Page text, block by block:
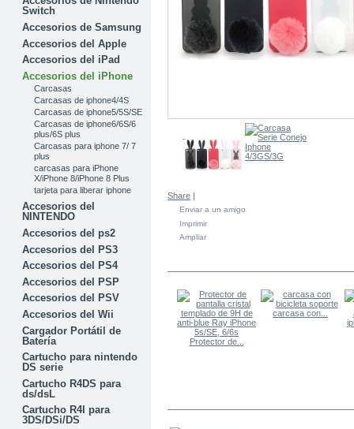
Switch
Accesorios de Samsung
Accesorios del Apple
Accesorios del iPad
Accesorios del iPhone
Carcasas
Carcasas de iphone4/4S
Carcasas de iphone5/5S/SE
Carcasas de iphone6/6S/6
plus/6S plus
Carcasas para iphone 7/ 7
plus
carcasas para iPhone
X/iPhone 8/iPhone 8 Plus
tarjeta para liberar iphone
Accesorios del
NINTENDO
Accesorios del ps2
Accesorios del PS3
Accesorios del PS4
Accesorios del PSP
Accesorios del PSV
Accesorios del Wii
Cargador Portátil de
Batería
Cartucho para nintendo
DS serie
Cartucho R4DS para
ds/dsL
Cartucho R4I para
3DS/DSi/DS
Share |
Enviar a un amigo
Imprimir
Ampliar
Protector de...
carcasa con...